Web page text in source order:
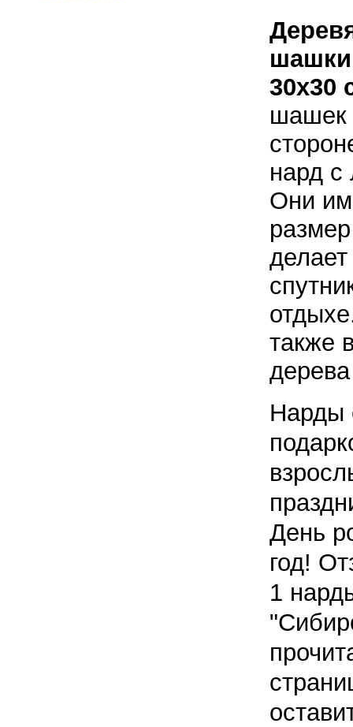
30х30
шашек
нард с
Они
также
Нарды
День
год!
1